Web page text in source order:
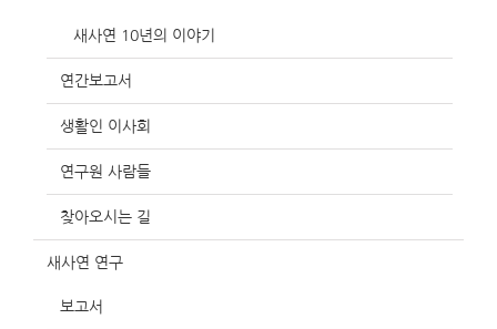
새사연 10년의 이야기
연간보고서
생활인 이사회
연구원 사람들
찾아오시는 길
새사연 연구
보고서